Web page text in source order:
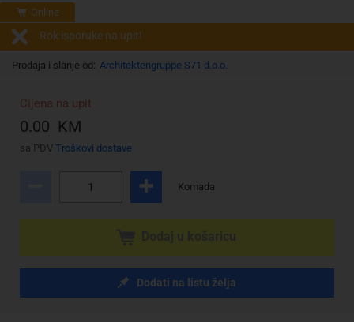
Online
Rok isporuke na upit!
Prodaja i slanje od: Architektengruppe S71 d.o.o.
Cijena na upit
0.00 KM
sa PDV Troškovi dostave
Komada
Dodati na listu želja